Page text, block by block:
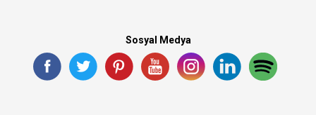
Sosyal Medya